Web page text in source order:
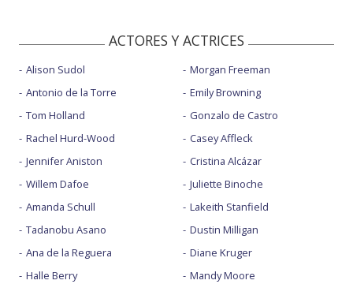
ACTORES Y ACTRICES
Alison Sudol
Antonio de la Torre
Tom Holland
Rachel Hurd-Wood
Jennifer Aniston
Willem Dafoe
Amanda Schull
Tadanobu Asano
Ana de la Reguera
Halle Berry
Morgan Freeman
Emily Browning
Gonzalo de Castro
Casey Affleck
Cristina Alcázar
Juliette Binoche
Lakeith Stanfield
Dustin Milligan
Diane Kruger
Mandy Moore